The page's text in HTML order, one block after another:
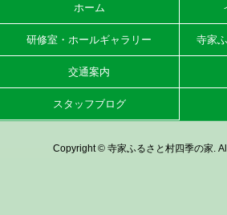
ホーム
研修室・ホールギャラリー 寺家
交通案内
スタッフブログ
Copyright © 寺家ふるさと村四季の家.